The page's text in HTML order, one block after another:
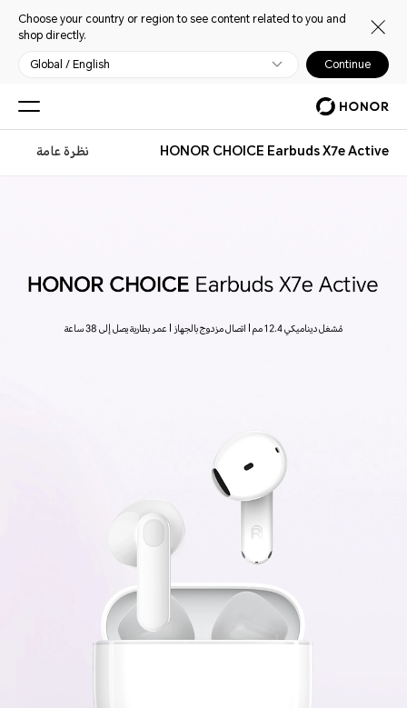
Choose your country or region to see content related to you and
shop directly.
Global / English Continue
HONOR CHOICE Earbuds X7e Active نظرة عامة
مُشغل ديناميكي 12.4 مم | اتصال مزدوج بالجهاز | عمر بطارية يصل إلى 38 ساعة